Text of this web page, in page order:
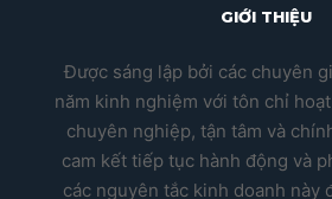
GIỚI THIỆU
Được sáng lập bởi các chuyên
năm kinh nghiệm với tôn chỉ
chuyên nghiệp, tận tâm và
cam kết tiếp tục hành động và
các nguyên tắc kinh doanh này